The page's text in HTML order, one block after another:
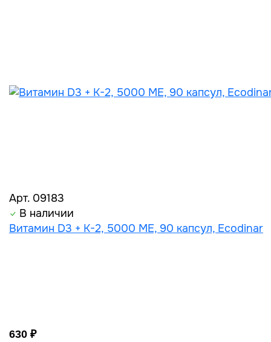
Арт. 09183
В наличии
Витамин D3 + K-2, 5000 ME, 90 капсул, Ecodinar
630 ₽